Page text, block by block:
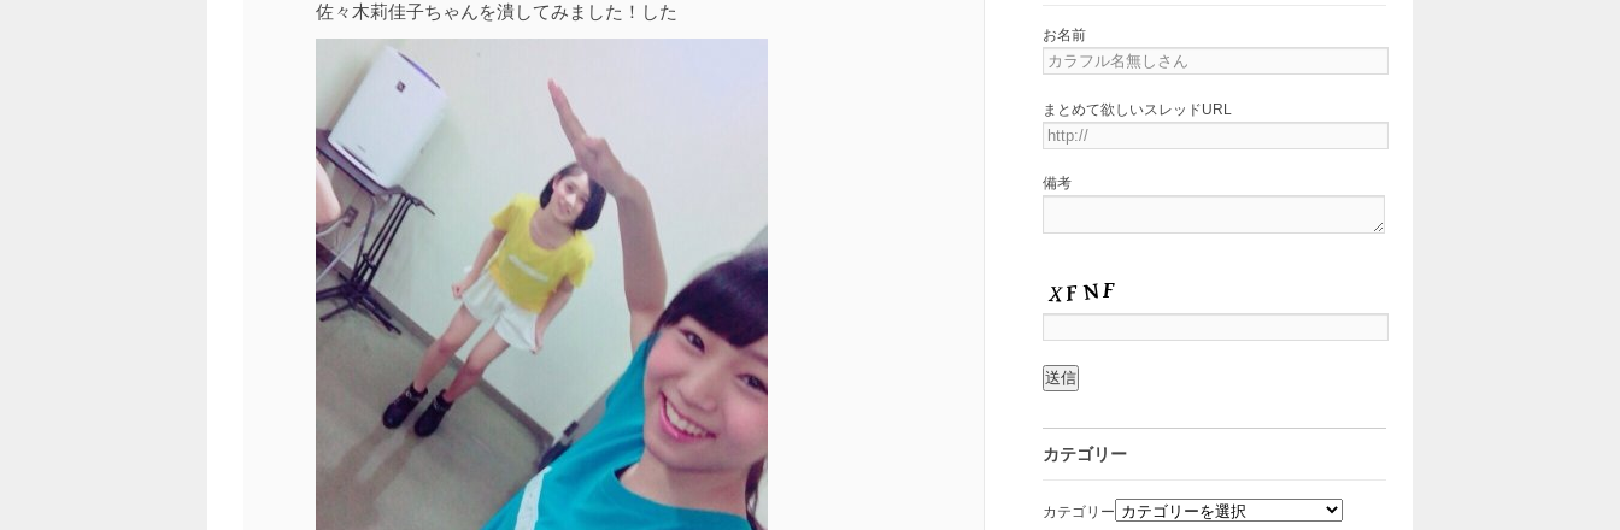
佐々木莉佳子ちゃんを潰してみました！した
お名前
まとめて欲しいスレッドURL
備考
カテゴリー
カテゴリー